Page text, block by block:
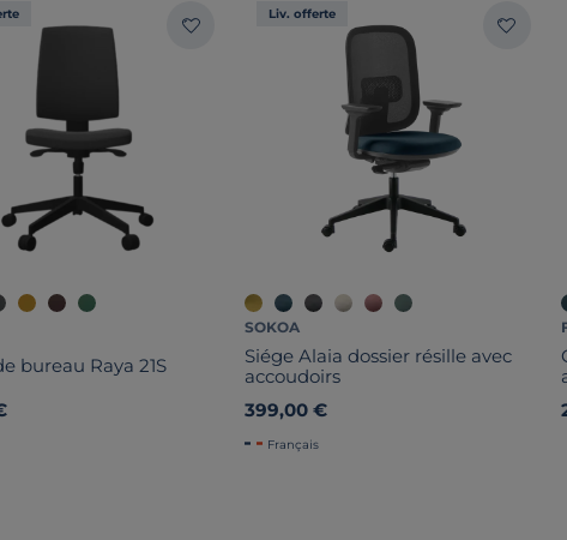
bureau Raya 21S
Liv. offerte
SOKOA
Siége Alaia dossier résille avec
accoudoirs
399,00 €
Français